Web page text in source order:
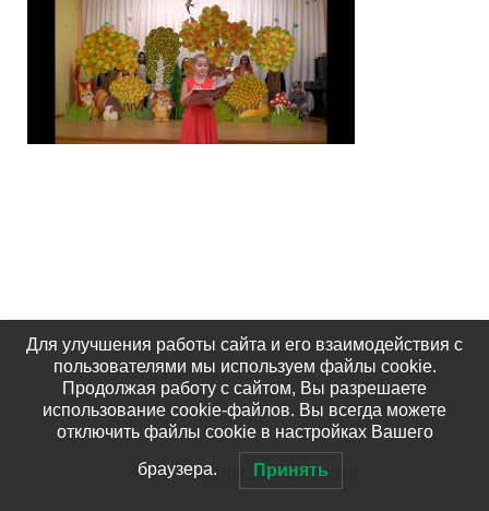
© 2026Школа №15 Королёв
Для улучшения работы сайта и его взаимодействия с
пользователями мы используем файлы cookie.
Продолжая работу с сайтом, Вы разрешаете
использование cookie-файлов. Вы всегда можете
отключить файлы cookie в настройках Вашего
браузера. Принять